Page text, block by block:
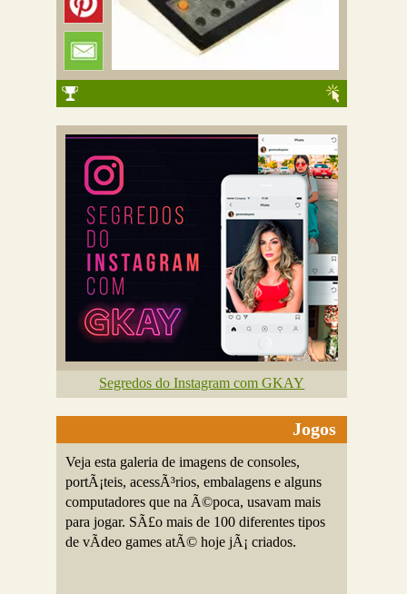
Segredos do Instagram com GKAY
Jogos
Veja esta galeria de imagens de consoles,
portÃ¡teis, acessÃ³rios, embalagens e alguns
computadores que na Ã©poca, usavam mais
para jogar. SÃ£o mais de 100 diferentes tipos
de vÃ­deo games atÃ© hoje jÃ¡ criados.